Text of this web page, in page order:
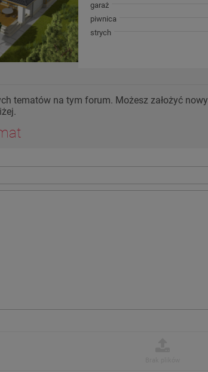
garaż
piwnica
strych
tematów na tym forum. Możesz założyć